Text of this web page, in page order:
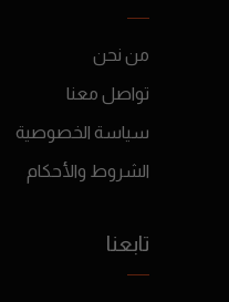
من نحن
تواصل معنا
سياسة الخصوصية
الشروط والأحكام
تابعنا